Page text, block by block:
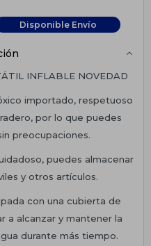
Disponible Envío
INFLABLE NOVEDAD
importado, respetuoso
por lo que puedes
preocupaciones.
puedes almacenar
y otros artículos.
con una cubierta de
a alcanzar y mantener la
durante más tiempo.